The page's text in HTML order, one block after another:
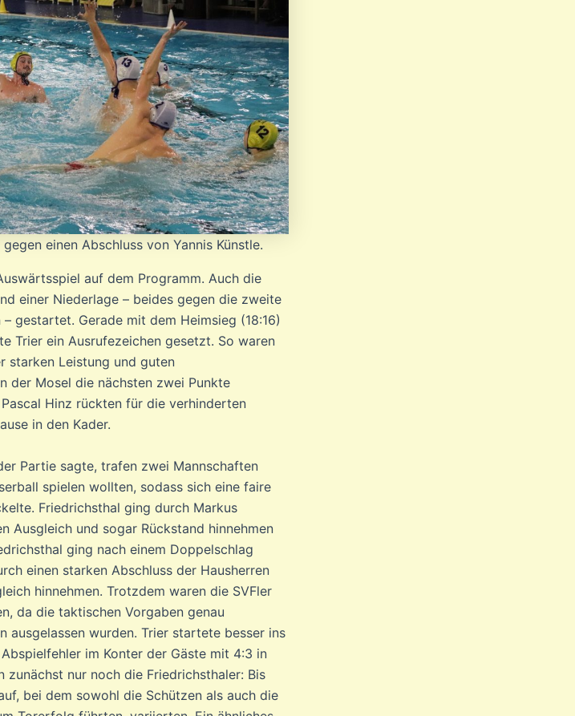
einen Abschluss von Yannis Künstle.
auf dem Programm. Auch die
einer Niederlage – beides gegen die zweite
gestartet. Gerade mit dem Heimsieg (18:16)
Trier ein Ausrufezeichen gesetzt. So waren
starken Leistung und guten
der Mosel die nächsten zwei Punkte
Hinz rückten für die verhinderten
in den Kader.
Partie sagte, trafen zwei Mannschaften
spielen wollten, sodass sich eine faire
Friedrichsthal ging durch Markus
Ausgleich und sogar Rückstand hinnehmen
ging nach einem Doppelschlag
einen starken Abschluss der Hausherren
hinnehmen. Trotzdem waren die SVFler
da die taktischen Vorgaben genau
ausgelassen wurden. Trier startete besser ins
im Konter der Gäste mit 4:3 in
zunächst nur noch die Friedrichsthaler: Bis
bei dem sowohl die Schützen als auch die